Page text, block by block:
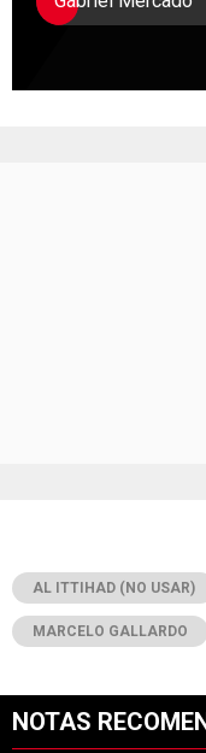
AL ITTIHAD (NO USAR)
MARCELO GALLARDO
NOTAS